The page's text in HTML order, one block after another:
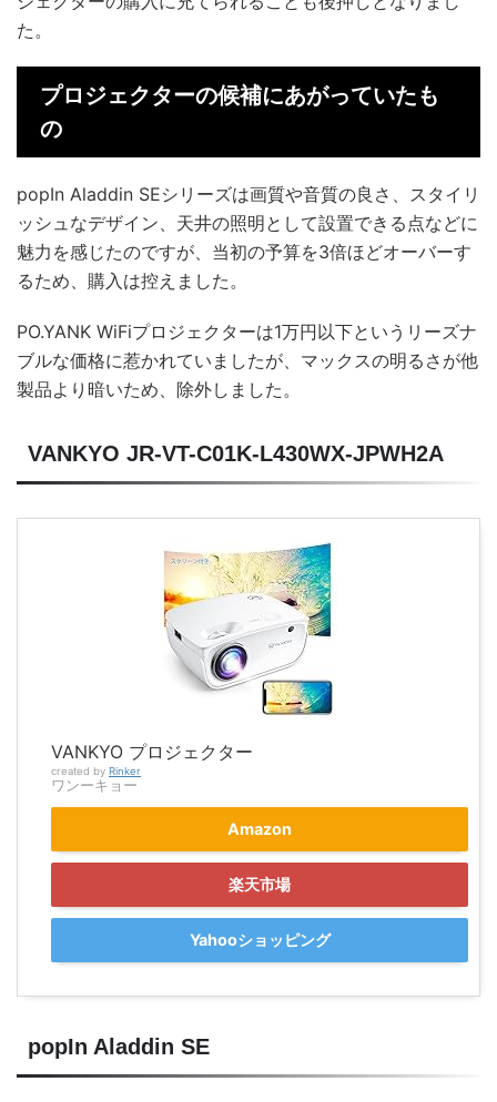
た。
プロジェクターの候補にあがっていたも
の
popIn Aladdin SEシリーズは画質や音質の良さ、スタイリ
ッシュなデザイン、天井の照明として設置できる点などに
魅力を感じたのですが、当初の予算を3倍ほどオーバーす
るため、購入は控えました。
PO.YANK WiFiプロジェクターは1万円以下というリーズナ
ブルな価格に惹かれていましたが、マックスの明るさが他
製品より暗いため、除外しました。
VANKYO JR-VT-C01K-L430WX-JPWH2A
VANKYO プロジェクター
created by Rinker
ワンーキョー
Amazon
楽天市場
Yahooショッピング
popIn Aladdin SE